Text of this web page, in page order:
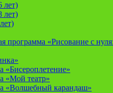
лет)
лет)
«Рисование с
«Бисероплетение»
«Мой театр»
«Волшебный карандаш»